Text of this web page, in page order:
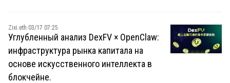
криптовалют, которые показали, что президент
Аргентины Миллей год назад написал в Твиттере о
LIBRA, потому что получил взятку в размере 5
миллионов долларов, а инициатором был не кто
иной, как предполагалось ранее, Хайден Дэвис.
Zixi.eth·03/17 07:25
Углубленный анализ DexFV × OpenClaw:
инфраструктура рынка капитала на
основе искусственного интеллекта в
блокчейне.